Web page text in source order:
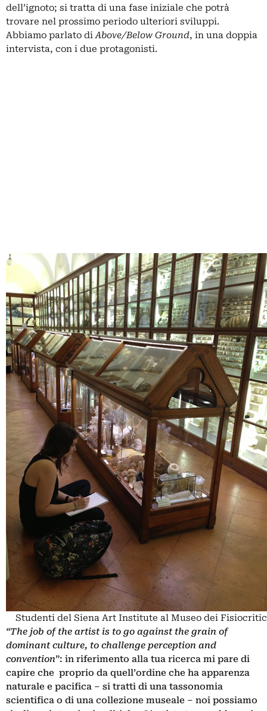
dell’ignoto; si tratta di una fase iniziale che potrà
trovare nel prossimo periodo ulteriori sviluppi.
Abbiamo parlato diAbove/Below Ground, in una doppia
intervista, con i due protagonisti.
Studenti del Siena Art Institute al Museo dei
“The job of the artist is to go against the grain of
dominant culture, to challenge perception and
convention”: in riferimento alla tua ricerca mi pare di
capire che proprio da quell’ordine che ha apparenza
naturale e pacifica – si tratti di una tassonomia
scientifica o di una collezione museale – noi possiamo